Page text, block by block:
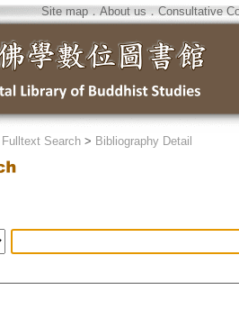
Site map．About us ． Consultative
Fulltext Search > Bibliography Detail